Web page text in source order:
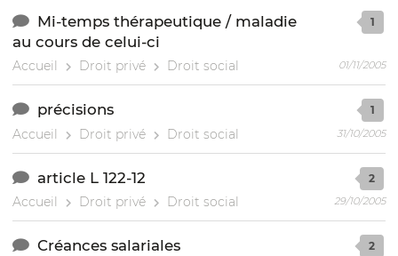
Mi-temps thérapeutique / maladie
au cours de celui-ci
Accueil Droit privé Droit social
1
01/11/2005
précisions
Accueil Droit privé Droit social
1
31/10/2005
article L 122-12
Accueil Droit privé Droit social
2
29/10/2005
Créances salariales 2